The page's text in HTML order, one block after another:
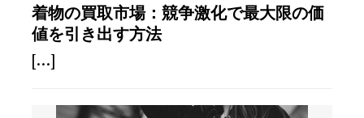
着物の買取市場：競争激化で最大限の価
値を引き出す方法
[...]